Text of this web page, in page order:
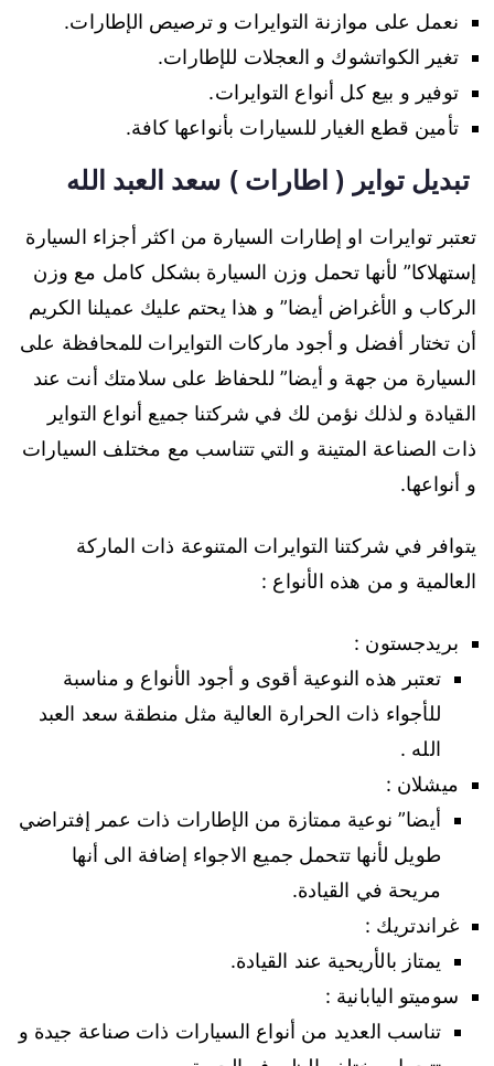
نعمل على موازنة التوايرات و ترصيص الإطارات.
تغير الكواتشوك و العجلات للإطارات.
توفير و بيع كل أنواع التوايرات.
تأمين قطع الغيار للسيارات بأنواعها كافة.
تبديل تواير ( اطارات ) سعد العبد الله
تعتبر توايرات او إطارات السيارة من اكثر أجزاء السيارة
إستهلاكا” لأنها تحمل وزن السيارة بشكل كامل مع وزن
الركاب و الأغراض أيضا” و هذا يحتم عليك عميلنا الكريم
أن تختار أفضل و أجود ماركات التوايرات للمحافظة على
السيارة من جهة و أيضا” للحفاظ على سلامتك أنت عند
القيادة و لذلك نؤمن لك في شركتنا جميع أنواع التواير
ذات الصناعة المتينة و التي تتناسب مع مختلف السيارات
و أنواعها.
يتوافر في شركتنا التوايرات المتنوعة ذات الماركة
العالمية و من هذه الأنواع :
بريدجستون :
تعتبر هذه النوعية أقوى و أجود الأنواع و مناسبة
للأجواء ذات الحرارة العالية مثل منطقة سعد العبد
الله .
ميشلان :
أيضا” نوعية ممتازة من الإطارات ذات عمر إفتراضي
طويل لأنها تتحمل جميع الاجواء إضافة الى أنها
مريحة في القيادة.
غراندتريك :
يمتاز بالأريحية عند القيادة.
سوميتو اليابانية :
تناسب العديد من أنواع السيارات ذات صناعة جيدة و